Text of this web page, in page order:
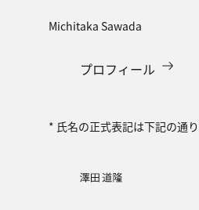
Michitaka Sawada
プロフィール
* 氏名の正式表記は下記の通